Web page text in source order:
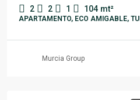
2 2 1 104 mt²
APARTAMENTO, ECO AMIGABLE,
Murcia Group